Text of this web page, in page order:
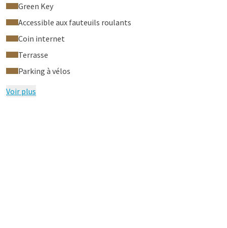
Green Key
Accessible aux fauteuils roulants
Coin internet
Terrasse
Parking à vélos
Voir plus